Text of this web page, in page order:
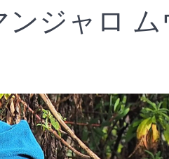
ジャロ ム